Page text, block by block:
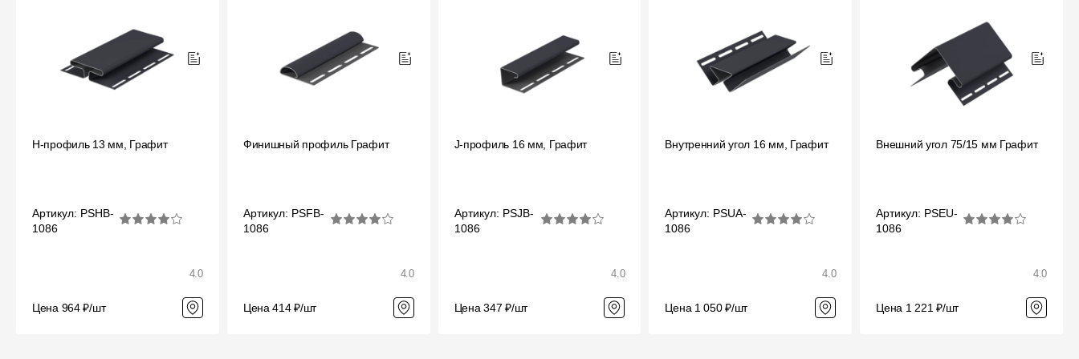
H-профиль 13 мм, Графит
Артикул: PSHB-
1086
4.0
Цена 964 ₽/шт
Финишный профиль Графит
Артикул: PSFB-
1086
4.0
Цена 414 ₽/шт
J-профиль 16 мм, Графит
Артикул: PSJB-
1086
4.0
Цена 347 ₽/шт
Внутренний угол 16 мм, Графит
Артикул: PSUA-
1086
4.0
Цена 1 050 ₽/шт
Внешний угол 75/15 мм Графит
Артикул: PSEU-
1086
4.0
Цена 1 221 ₽/шт